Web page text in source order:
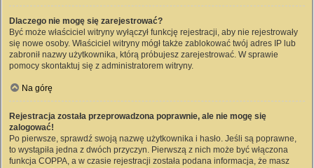
Dlaczego nie mogę się zarejestrować?
Być może właściciel witryny wyłączył funkcję rejestracji, aby nie rejestrowały
się nowe osoby. Właściciel witryny mógł także zablokować twój adres IP lub
zabronił nazwy użytkownika, którą próbujesz zarejestrować. W sprawie
pomocy skontaktuj się z administratorem witryny.
Na górę
Rejestracja została przeprowadzona poprawnie, ale nie mogę się
zalogować!
Po pierwsze, sprawdź swoją nazwę użytkownika i hasło. Jeśli są poprawne,
to wystąpiła jedna z dwóch przyczyn. Pierwszą z nich może być włączona
funkcja COPPA, a w czasie rejestracji została podana informacja, że masz